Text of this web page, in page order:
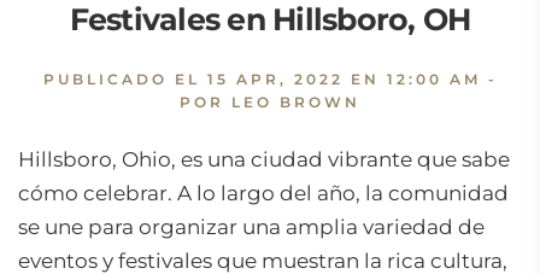
Festivales en Hillsboro, OH
PUBLICADO EL 15 APR, 2022 EN 12:00 AM -
POR LEO BROWN
Hillsboro, Ohio, es una ciudad vibrante que sabe
cómo celebrar. A lo largo del año, la comunidad
se une para organizar una amplia variedad de
eventos y festivales que muestran la rica cultura,